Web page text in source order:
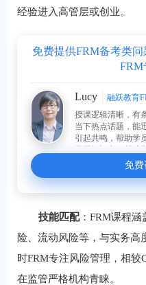
经验进入高管层或创业。
免费提供FRM备考类
FRM
Lucy
融跃教育
授课逻辑清晰，有
当下热点话题，能
引起共鸣，帮助学
掌握知识点，帮助
免费
技能匹配：FRM课程涵
险、流动风险等，与实务高
时FRM专注风险管理，相
在监管严格机构青睐。